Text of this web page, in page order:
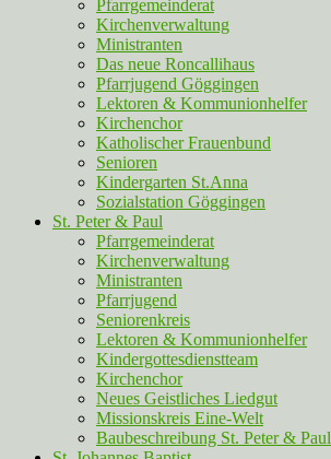
Pfarrgemeinderat
Kirchenverwaltung
Ministranten
Das neue Roncallihaus
Pfarrjugend Göggingen
Lektoren & Kommunionhelfer
Kirchenchor
Katholischer Frauenbund
Senioren
Kindergarten St.Anna
Sozialstation Göggingen
St. Peter & Paul
Pfarrgemeinderat
Kirchenverwaltung
Ministranten
Pfarrjugend
Seniorenkreis
Lektoren & Kommunionhelfer
Kindergottesdienstteam
Kirchenchor
Neues Geistliches Liedgut
Missionskreis Eine-Welt
Baubeschreibung St. Peter & Paul